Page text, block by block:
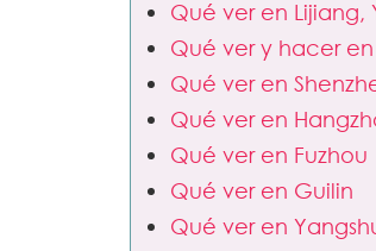
Qué ver en Lijiang,
Qué ver y hacer
Qué ver en
Qué ver en
Qué ver en Fuzhou
Qué ver en Guilin
Qué ver en